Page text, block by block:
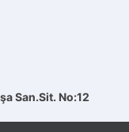
San.Sit. No:12